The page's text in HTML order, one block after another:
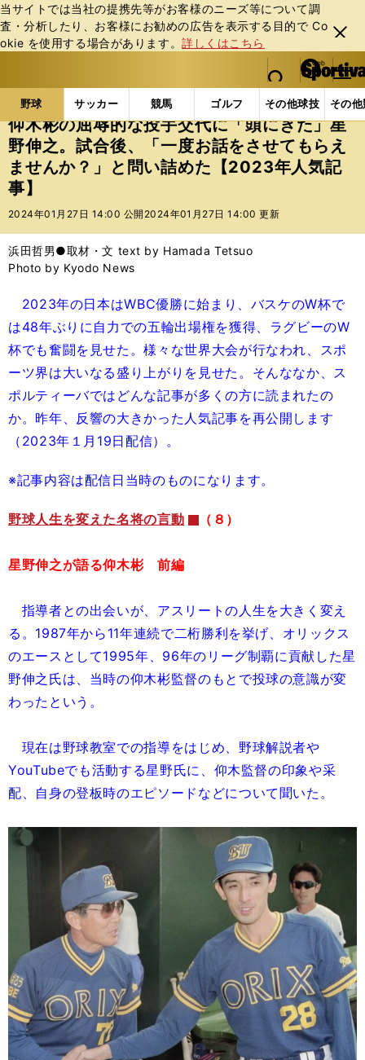
当サイトでは当社の提携先等がお客様のニーズ等について調
査・分析したり、お客様にお勧めの広告を表⽰する⽬的で Co
okie を使⽤する場合があります。詳しくはこちら
閉じ
る
web Sportiva (webスポルティーバ)
検索
マイペ
ー
ジ
メニュ
野球 サッカー 競馬 ゴルフ その他球技 その
b
ス
ポ
ル
テ
ィ
ー
バ
野球の記事一覧 プロ野球 仰木彬の屈辱的な投手交
仰木彬の屈辱的な投手交代に「頭にきた」星
野伸之。試合後、「一度お話をさせてもらえ
ませんか？」と問い詰めた【2023年人気記
事】
2024年01月27日 14:00 公開 2024年01月27日 14:00 更新
浜田哲男●取材・文 text by Hamada Tetsuo
Photo by Kyodo News
2023年の日本はWBC優勝に始まり、バスケのW杯で
は48年ぶりに自力での五輪出場権を獲得、ラグビーのW
杯でも奮闘を見せた。様々な世界大会が行なわれ、スポ
ーツ界は大いなる盛り上がりを見せた。そんななか、ス
ポルティーバではどんな記事が多くの方に読まれたの
か。昨年、反響の大きかった人気記事を再公開します
（2023年１月19日配信）。
※記事内容は配信日当時のものになります。
野球人生を変えた名将の言動 （８）
星野伸之が語る仰木彬 前編
指導者との出会いが、アスリートの人生を大きく変え
る。1987年から11年連続で二桁勝利を挙げ、オリックス
のエースとして1995年、96年のリーグ制覇に貢献した星
野伸之氏は、当時の仰木彬監督のもとで投球の意識が変
わったという。
現在は野球教室での指導をはじめ、野球解説者や
YouTubeでも活動する星野氏に、仰木監督の印象や采
配、自身の登板時のエピソードなどについて聞いた。